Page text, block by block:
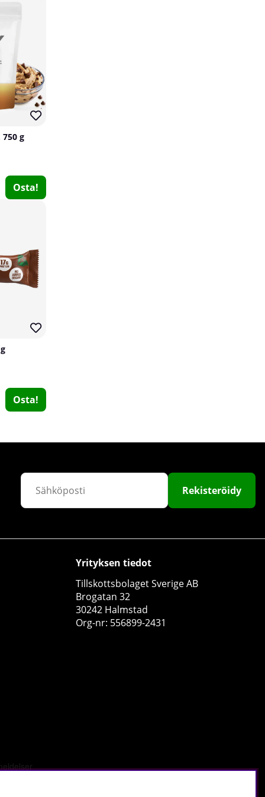
g
Osta!
Osta!
Rekisteröidy
Yrityksen tiedot
Tillskottsbolaget Sverige AB
Brogatan 32
30242 Halmstad
Org-nr: 556899-2431